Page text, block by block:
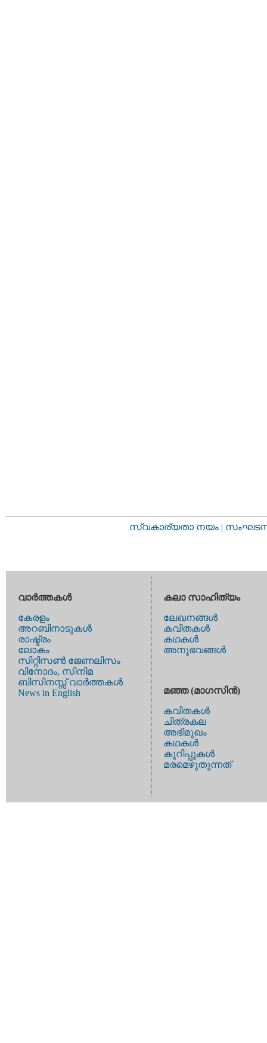
സ്വകാര്യതാ നയം |
വാര്‍ത്തകള്‍
കേരളം
അറബിനാടുകള്‍
രാഷ്ട്രം
ലോകം
സിറ്റിസണ്‍ ജേണലിസം
വിനോദം, സിനിമ
ബിസിനസ്സ് വാര്‍ത്തകള്‍
News in English
കലാ സാഹിത്യം
ലേഖനങ്ങള്‍
കവിതകള്‍
കഥകള്‍
അനുഭവങ്ങള്‍
മഞ്ഞ (മാഗസിന്‍)
കവിതകള്‍
ചിത്രകല
അഭിമുഖം
കഥകള്‍
കുറിപ്പുകള്‍
മരമെഴുതുന്നത്